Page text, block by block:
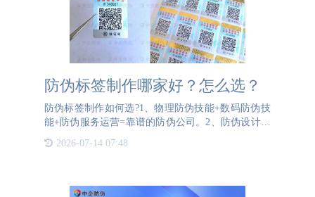
防伪标签制作哪家好？怎么选？
防伪标签制作如何选?1、物理防伪技能+数码防伪技
能+防伪服务运营=靠谱的防伪公司。2、防伪设计规
忙打假，防伪服务运营，全面高效遏止仿冒产品流
2026-07-14 07:48